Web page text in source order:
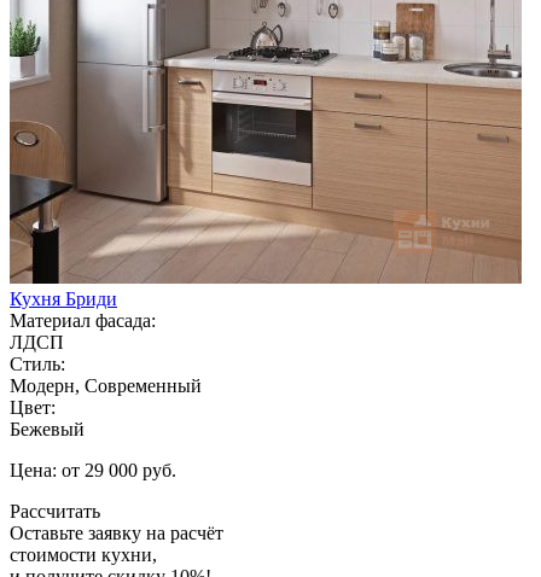
Кухня Бриди
Материал фасада:
ЛДСП
Стиль:
Модерн, Современный
Цвет:
Бежевый
Цена: от 29 000 руб.
Рассчитать
Оставьте заявку на расчёт
стоимости кухни,